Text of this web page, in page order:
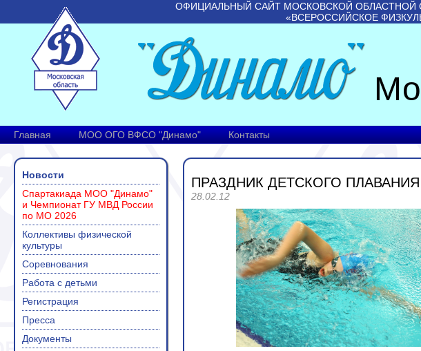
ОФИЦИАЛЬНЫЙ САЙТ МОСКОВСКОЙ ОБЛАСТНОЙ
«ВСЕРОССИЙСКОЕ
Главная МОО ОГО ВФСО "Динамо" Контакты
Новости
Спартакиада МОО "Динамо"
и Чемпионат ГУ МВД России
по МО 2026
Коллективы физической
культуры
Соревнования
Работа с детьми
Регистрация
Пресса
Документы
ПРАЗДНИК ДЕТСКОГО
28.02.12